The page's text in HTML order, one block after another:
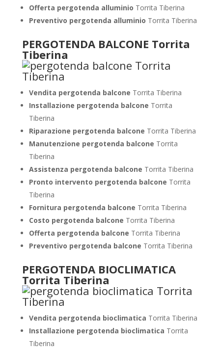
Offerta pergotenda alluminio Torrita Tiberina
Preventivo pergotenda alluminio Torrita Tiberina
PERGOTENDA BALCONE Torrita
Tiberina
Vendita pergotenda balcone Torrita Tiberina
Installazione pergotenda balcone Torrita
Tiberina
Riparazione pergotenda balcone Torrita Tiberina
Manutenzione pergotenda balcone Torrita
Tiberina
Assistenza pergotenda balcone Torrita Tiberina
Pronto intervento pergotenda balcone Torrita
Tiberina
Fornitura pergotenda balcone Torrita Tiberina
Costo pergotenda balcone Torrita Tiberina
Offerta pergotenda balcone Torrita Tiberina
Preventivo pergotenda balcone Torrita Tiberina
PERGOTENDA BIOCLIMATICA
Torrita Tiberina
Vendita pergotenda bioclimatica Torrita Tiberina
Installazione pergotenda bioclimatica Torrita
Tiberina